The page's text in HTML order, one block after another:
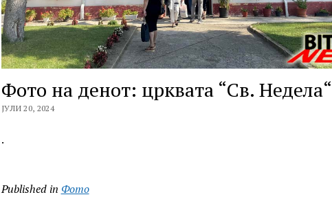
Фото на денот: црквата “Св. Недела“
ЈУЛИ 20, 2024
.
Published in Фото